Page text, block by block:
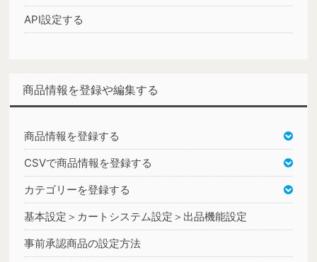
API設定する
商品情報を登録や編集する
商品情報を登録する
CSVで商品情報を登録する
カテゴリーを登録する
基本設定＞カートシステム設定＞出品機能設定
事前承認商品の設定方法